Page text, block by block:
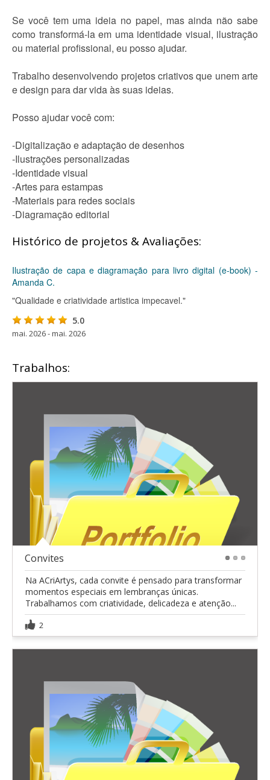
Se você tem uma ideia no papel, mas ainda não sabe
como transformá-la em uma identidade visual, ilustração
ou material profissional, eu posso ajudar.
Trabalho desenvolvendo projetos criativos que unem arte
e design para dar vida às suas ideias.
Posso ajudar você com:
-Digitalização e adaptação de desenhos
-Ilustrações personalizadas
-Identidade visual
-Artes para estampas
-Materiais para redes sociais
-Diagramação editorial
Histórico de projetos & Avaliações:
Ilustração de capa e diagramação para livro digital (e-book) -
Amanda C.
"Qualidade e criatividade artistica impecavel."
5.0
mai. 2026 - mai. 2026
Trabalhos:
Convites
Na ACriArtys, cada convite é pensado para transformar
momentos especiais em lembranças únicas.
Trabalhamos com criatividade, delicadeza e atenção...
2